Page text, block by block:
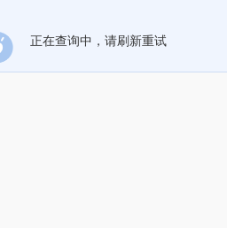
正在查询中，请刷新重试